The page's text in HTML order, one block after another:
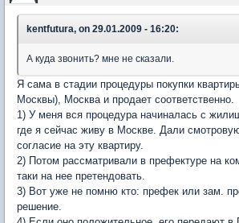
kentfutura, on 29.01.2009 - 16:20:
А куда звонить? мне не сказали.
Я сама в стадии процедуры покупки
Москвы), Москва и продает соответственно.
1) У меня вся процедура начиналась с
где я сейчас живу в Москве. Дали
согласие на эту квартиру.
2) Потом рассматривали в префектуре на
таки на нее претендовать.
3) Вот уже не помню кто: префек или зам.
решение.